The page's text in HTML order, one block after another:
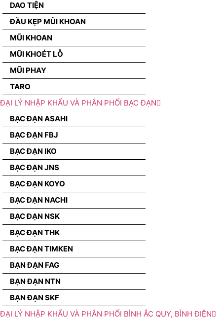
DAO TIỆN
ĐẦU KẸP MŨI KHOAN
MŨI KHOAN
MŨI KHOÉT LỖ
MŨI PHAY
TARO
ĐẠI LÝ NHẬP KHẨU VÀ PHÂN PHỐI BẠC ĐẠN
BẠC ĐẠN ASAHI
BẠC ĐẠN FBJ
BẠC ĐẠN IKO
BẠC ĐẠN JNS
BẠC ĐẠN KOYO
BẠC ĐẠN NACHI
BẠC ĐẠN NSK
BẠC ĐẠN THK
BẠC ĐẠN TIMKEN
BẠN ĐẠN FAG
BẠN ĐẠN NTN
BẠN ĐẠN SKF
ĐẠI LÝ NHẬP KHẨU VÀ PHÂN PHỐI BÌNH ẮC QUY, BÌNH ĐIỆN